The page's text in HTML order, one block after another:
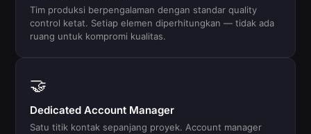
Tim produksi berpengalaman dengan standar quality
control ketat. Setiap elemen diperhitungkan — tidak ada
ruang untuk kompromi kualitas.
🤝
Dedicated Account Manager
Satu titik kontak sepanjang proyek. Account manager